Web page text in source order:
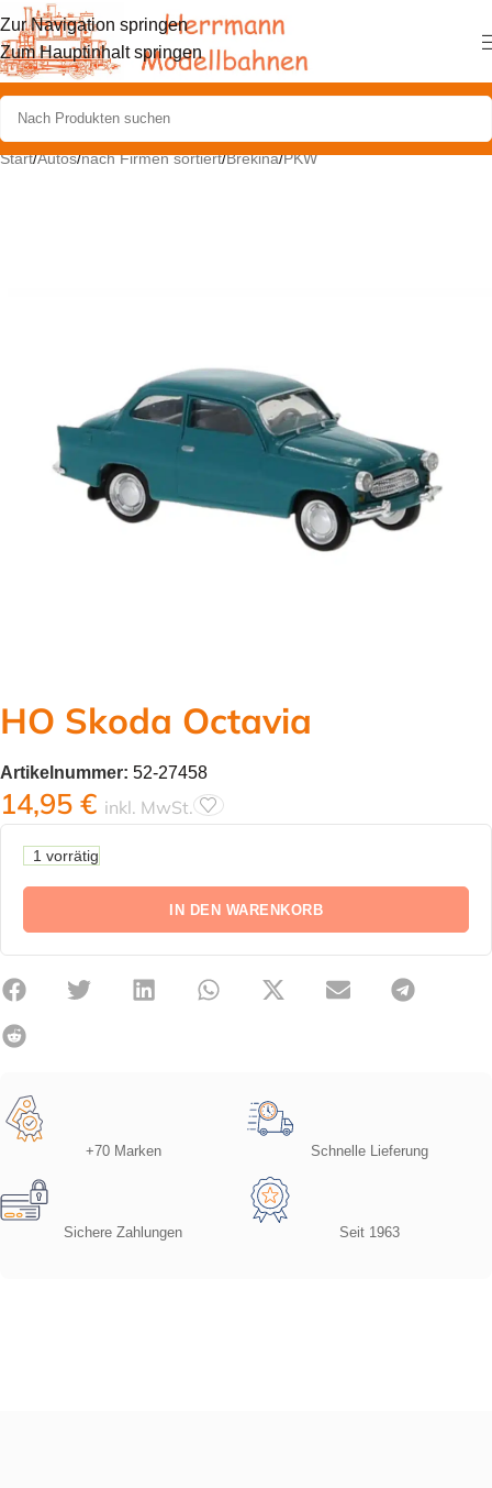
Zur Navigation springen
Zum Hauptinhalt springen
Start/Autos/nach Firmen sortiert/Brekina/PKW
HO Skoda Octavia
Artikelnummer: 52-27458
14,95 € inkl. MwSt.
1 vorrätig
IN DEN WARENKORB
+70 Marken Schnelle Lieferung
Sichere Zahlungen Seit 1963